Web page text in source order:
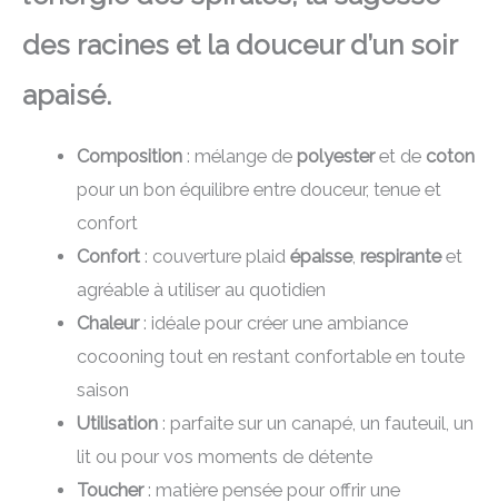
des racines et la douceur d’un soir
apaisé.
Composition : mélange de polyesteret de coton
pour un bon équilibre entre douceur, tenue et
confort
Confort : couverture plaidépaisse, respiranteet
agréable à utiliser au quotidien
Chaleur: idéale pour créer une ambiance
cocooning tout en restant confortable en toute
saison
Utilisation : parfaite sur un canapé, un fauteuil, un
lit ou pour vos moments de détente
Toucher: matière pensée pour offrir une